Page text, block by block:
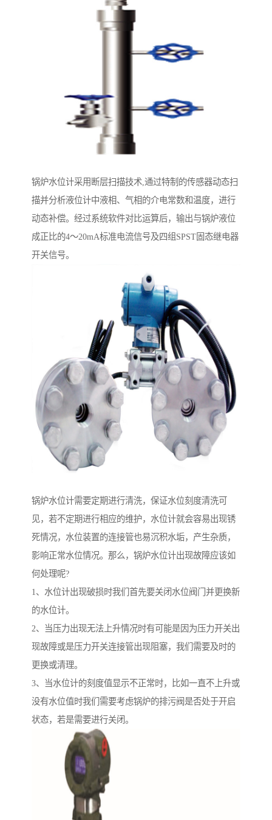
锅炉水位计采用断层扫描技术,通过特制的传感器动态扫
描并分析液位计中液相、气相的介电常数和温度，进行
动态补偿。经过系统软件对比运算后，输出与锅炉液位
成正比的4～20mA标准电流信号及四组SPST固态继电器
开关信号。
锅炉水位计需要定期进行清洗，保证水位刻度清洗可
见，若不定期进行相应的维护，水位计就会容易出现锈
死情况，水位装置的连接管也易沉积水垢，产生杂质，
影响正常水位情况。那么，锅炉水位计出现故障应该如
何处理呢?
1、水位计出现破损时我们首先要关闭水位阀门并更换新
的水位计。
2、当压力出现无法上升情况时有可能是因为压力开关出
现故障或是压力开关连接管出现阻塞，我们需要及时的
更换或清理。
3、当水位计的刻度值显示不正常时，比如一直不上升或
没有水位值时我们需要考虑锅炉的排污阀是否处于开启
状态，若是需要进行关闭。